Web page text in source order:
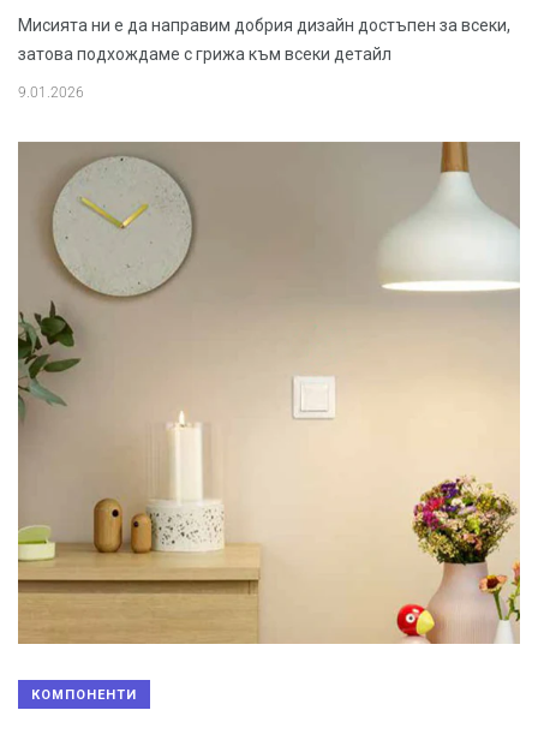
Мисията ни е да направим добрия дизайн достъпен за всеки,
затова подхождаме с грижа към всеки детайл
9.01.2026
КОМПОНЕНТИ